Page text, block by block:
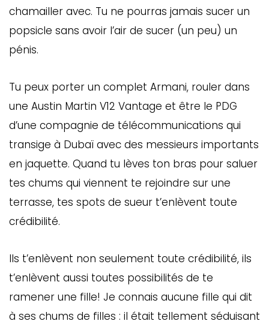
chamailler avec. Tu ne pourras jamais sucer un
popsicle sans avoir l’air de sucer (un peu) un
pénis.
Tu peux porter un complet Armani, rouler dans
une Austin Martin V12 Vantage et être le PDG
d’une compagnie de télécommunications qui
transige à Dubaï avec des messieurs importants
en jaquette. Quand tu lèves ton bras pour saluer
tes chums qui viennent te rejoindre sur une
terrasse, tes spots de sueur t’enlèvent toute
crédibilité.
Ils t’enlèvent non seulement toute crédibilité, ils
t’enlèvent aussi toutes possibilités de te
ramener une fille! Je connais aucune fille qui dit
à ses chums de filles : il était tellement séduisant